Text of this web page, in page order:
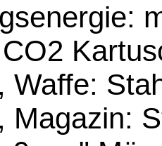
Waffe:
Magazin: